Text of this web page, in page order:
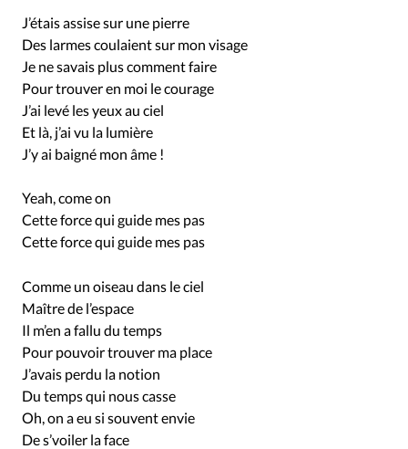
J’étais assise sur une pierre
Des larmes coulaient sur mon visage
Je ne savais plus comment faire
Pour trouver en moi le courage
J’ai levé les yeux au ciel
Et là, j’ai vu la lumière
J’y ai baigné mon âme !
Yeah, come on
Cette force qui guide mes pas
Cette force qui guide mes pas
Comme un oiseau dans le ciel
Maître de l’espace
Il m’en a fallu du temps
Pour pouvoir trouver ma place
J’avais perdu la notion
Du temps qui nous casse
Oh, on a eu si souvent envie
De s’voiler la face